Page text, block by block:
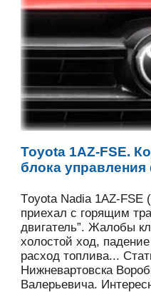
Toyota 1AZ-FSE.
блока
Tоyota Nadia 1AZ-FSE
приехал с горящим
двигатель”. Жалобы
холостой ход,
расход топлива...
Нижневартовска
Валерьевича.